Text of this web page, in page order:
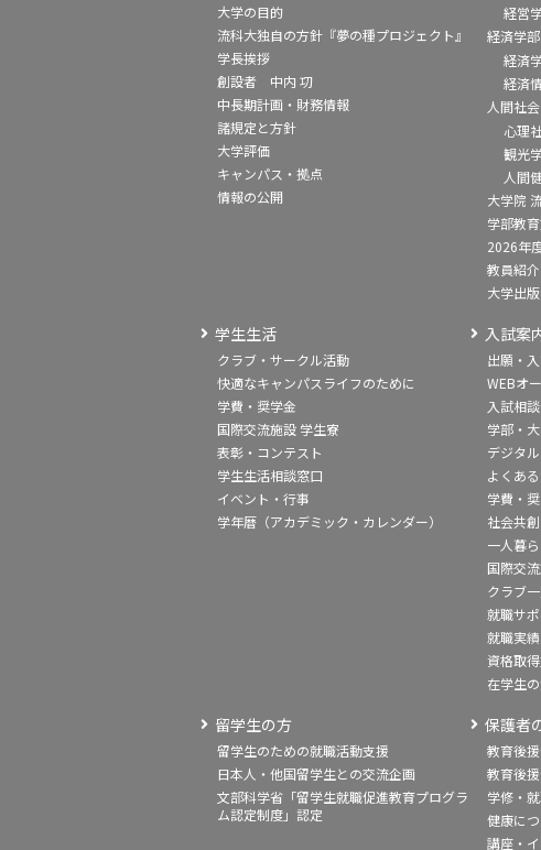
大学の目的
流科大独自の方針『夢の種プロジェクト』
学長挨拶
創設者 中内 㓛
中長期計画・財務情報
諸規定と方針
大学評価
キャンパス・拠点
情報の公開
経営
経済学部
経済
経済
人間社
心理
観光
人間
大学院
学部教
2026年
教員紹介
大学出
学生生活
クラブ・サークル活動
快適なキャンパスライフのために
学費・奨学金
国際交流施設 学生寮
表彰・コンテスト
学生生活相談窓口
イベント・行事
学年暦（アカデミック・カレンダー）
入試案
出願・
WEBオ
入試相
学部・
デジタ
よくあ
学費・
社会共
一人暮
国際交
クラブ
就職サ
就職実
資格取
在学生
留学生の方
留学生のための就職活動支援
日本人・他国留学生との交流企画
文部科学省「留学生就職促進教育プログラ
ム認定制度」認定
保護者
教育後
教育後
学修・
健康に
講座・